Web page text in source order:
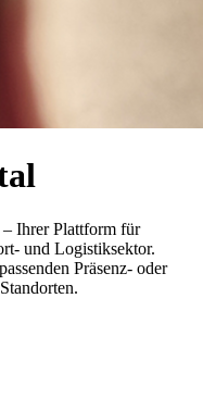
Ihrer Plattform für
und Logistiksektor.
Präsenz- oder